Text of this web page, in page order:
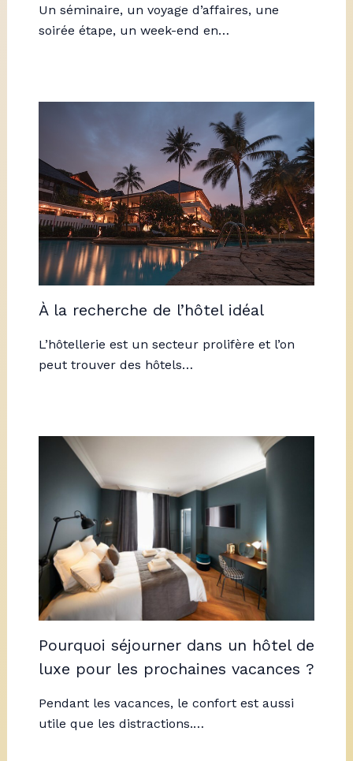
Un séminaire, un voyage d’affaires, une
soirée étape, un week-end en…
À la recherche de l’hôtel idéal
L’hôtellerie est un secteur prolifère et l’on
peut trouver des hôtels…
Pourquoi séjourner dans un hôtel de
luxe pour les prochaines vacances ?
Pendant les vacances, le confort est aussi
utile que les distractions.…